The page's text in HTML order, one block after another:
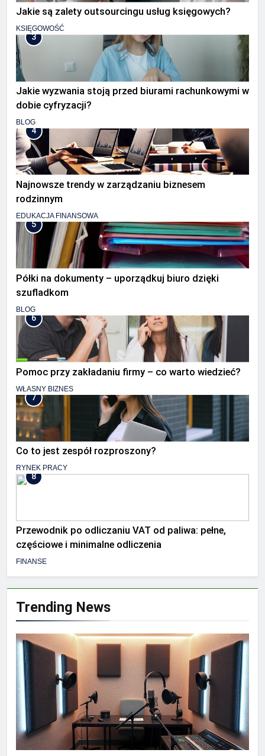
Jakie są zalety outsourcingu usług księgowych?
KSIĘGOWOŚĆ
3
Jakie wyzwania stoją przed biurami rachunkowymi w
dobie cyfryzacji?
BLOG
4
Najnowsze trendy w zarządzaniu biznesem
rodzinnym
EDUKACJA FINANSOWA
5
Półki na dokumenty – uporządkuj biuro dzięki
szufladkom
BLOG
6
Pomoc przy zakładaniu firmy – co warto wiedzieć?
WŁASNY BIZNES
7
Co to jest zespół rozproszony?
RYNEK PRACY
8
Przewodnik po odliczaniu VAT od paliwa: pełne,
częściowe i minimalne odliczenia
FINANSE
Trending News